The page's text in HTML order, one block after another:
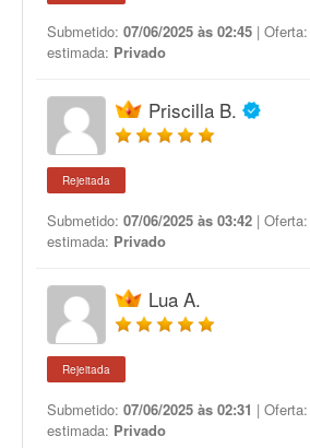
Submetido: 07/06/2025 às 02:45 | Oferta:
estimada: Privado
Priscilla B.
Rejeitada
Submetido: 07/06/2025 às 03:42 | Oferta:
estimada: Privado
Lua A.
Rejeitada
Submetido: 07/06/2025 às 02:31 | Oferta:
estimada: Privado